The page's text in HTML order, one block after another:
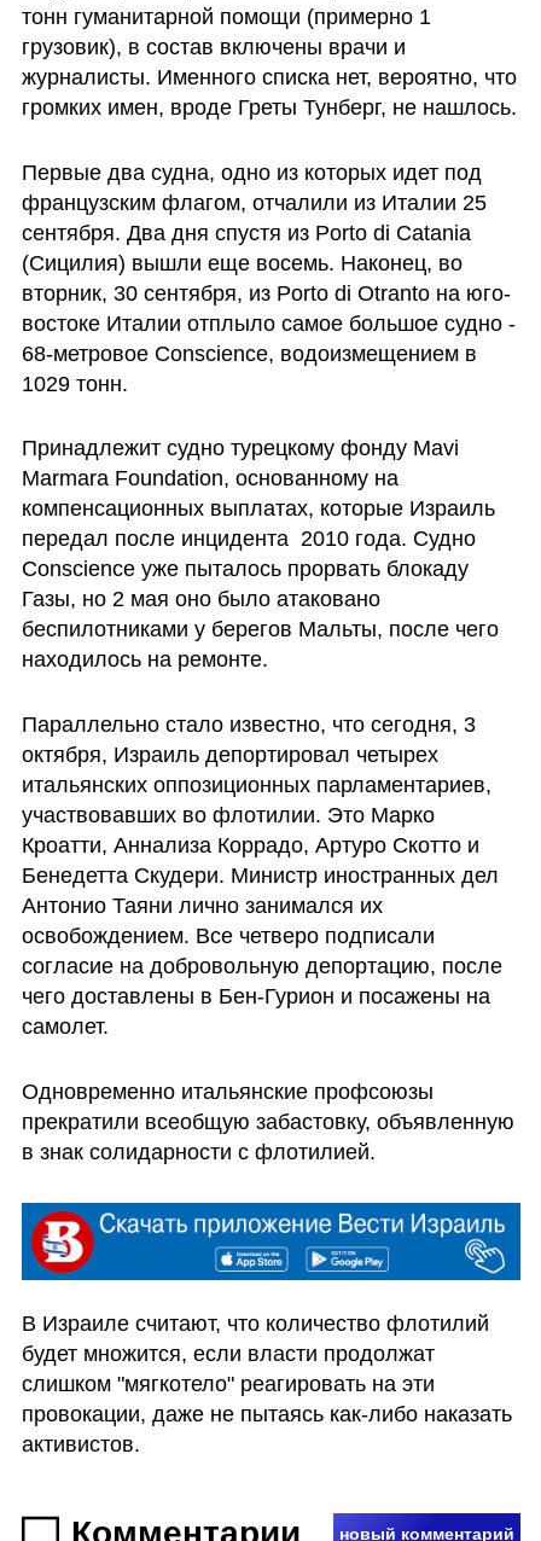
тонн гуманитарной помощи (примерно 1
грузовик), в состав включены врачи и
журналисты. Именного списка нет, вероятно, что
Первые два судна, одно из которых идет под
французским флагом, отчалили из Италии 25
сентября. Два дня спустя из Porto di Catania
(Сицилия) вышли еще восемь. Наконец, во
вторник, 30 сентября, из Porto di Otranto на юго-
востоке Италии отплыло самое большое судно -
68-метровое Conscience, водоизмещением в
1029 тонн.
Принадлежит судно турецкому фонду Mavi
Marmara Foundation, основанному на
компенсационных выплатах, которые Израиль
передал после инцидента  2010 года. Судно
Conscience уже пыталось прорвать блокаду
Газы, но 2 мая оно было атаковано
беспилотниками у берегов Мальты, после чего
находилось на ремонте.
Параллельно стало известно, что сегодня, 3
октября, Израиль депортировал четырех
итальянских оппозиционных парламентариев,
участвовавших во флотилии. Это Марко
Кроатти, Аннализа Коррадо, Артуро Скотто и
Бенедетта Скудери. Министр иностранных дел
Антонио Таяни лично занимался их
освобождением. Все четверо подписали
согласие на добровольную депортацию, после
чего доставлены в Бен-Гурион и посажены на
самолет.
Одновременно итальянские профсоюзы
прекратили всеобщую забастовку, объявленную
в знак солидарности с флотилией.
В Израиле считают, что количество флотилий
будет множится, если власти продолжат
слишком "мягкотело" реагировать на эти
провокации, даже не пытаясь как-либо наказать
активистов.
новый комментарий